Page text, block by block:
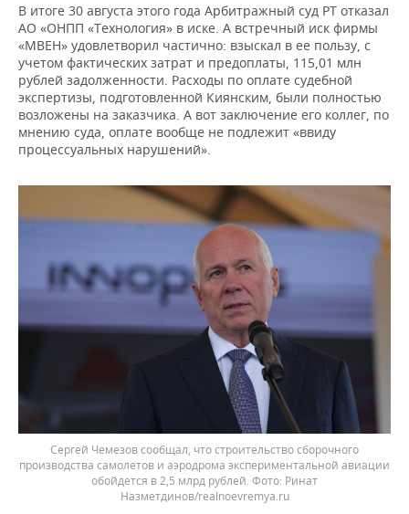
В итоге 30 августа этого года Арбитражный суд РТ отказал
АО «ОНПП «Технология» в иске. А встречный иск фирмы
«МВЕН» удовлетворил частично: взыскал в ее пользу, с
учетом фактических затрат и предоплаты, 115,01 млн
рублей задолженности. Расходы по оплате судебной
экспертизы, подготовленной Киянским, были полностью
возложены на заказчика. А вот заключение его коллег, по
мнению суда, оплате вообще не подлежит «ввиду
процессуальных нарушений».
Сергей Чемезов сообщал, что строительство сборочного
производства самолетов и аэродрома экспериментальной авиации
обойдется в 2,5 млрд рублей.
Ринат
Назметдинов/realnoevremya.ru